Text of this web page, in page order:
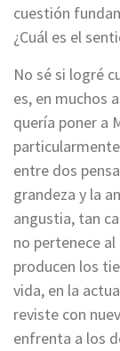
cuestión
¿Cuál es el
No sé si logré
es, en muchos
quería poner a
entre dos
grandeza y la
angustia, tan
no pertenece
producen los
vida, en la
reviste con
enfrenta a los